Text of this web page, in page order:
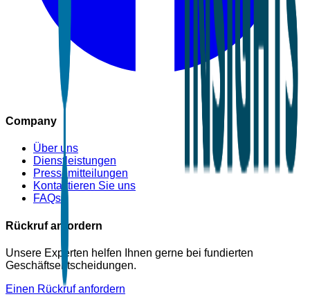
Company
Über uns
Dienstleistungen
Pressemitteilungen
Kontaktieren Sie uns
FAQs
Rückruf anfordern
Unsere Experten helfen Ihnen gerne bei fundierten
Geschäftsentscheidungen.
Einen Rückruf anfordern